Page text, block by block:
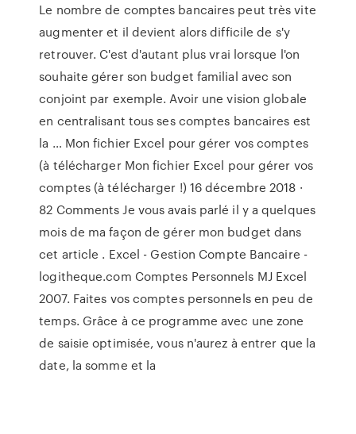
Le nombre de comptes bancaires peut très vite
augmenter et il devient alors difficile de s'y
retrouver. C'est d'autant plus vrai lorsque l'on
souhaite gérer son budget familial avec son
conjoint par exemple. Avoir une vision globale
en centralisant tous ses comptes bancaires est
la … Mon fichier Excel pour gérer vos comptes
(à télécharger Mon fichier Excel pour gérer vos
comptes (à télécharger !) 16 décembre 2018 ·
82 Comments Je vous avais parlé il y a quelques
mois de ma façon de gérer mon budget dans
cet article . Excel - Gestion Compte Bancaire -
logitheque.com Comptes Personnels MJ Excel
2007. Faites vos comptes personnels en peu de
temps. Grâce à ce programme avec une zone
de saisie optimisée, vous n'aurez à entrer que la
date, la somme et la